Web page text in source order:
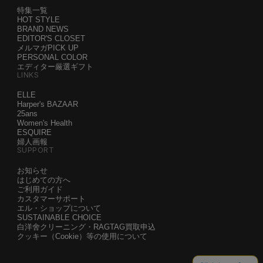
特集一覧
HOT STYLE
BRAND NEWS
EDITOR'S CLOSET
メルマガPICK UP
PERSONAL COLOR
エディター厳選ギフト
LINKS
ELLE
Harper's BAZAAR
25ans
Women's Health
ESQUIRE
婦人画報
SUPPORT
お知らせ
はじめての方へ
ご利用ガイド
カスタマーサポート
エル・ショップについて
SUSTAINABLE CHOICE
白洋舍クリーニング・RAGTAG買取申込
クッキー（Cookie）等の使用について